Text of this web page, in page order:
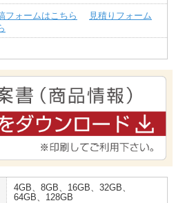
フォームはこちら
見積りフォーム
4GB、8GB、16GB、32GB、
64GB、128GB